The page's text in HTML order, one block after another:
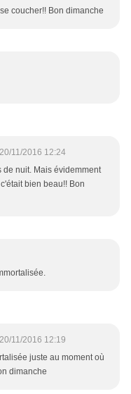
coucher!! Bon dimanche
20/11/2016 12:24
nuit. Mais évidemment
bien beau!! Bon
20/11/2016 12:19
juste au moment où
dimanche